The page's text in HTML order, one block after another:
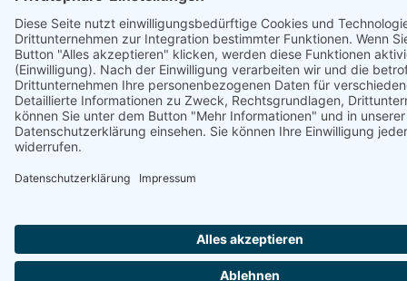
Copyright © 2024. All rights reserved.